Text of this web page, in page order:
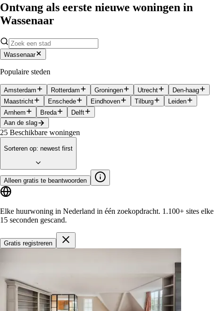
Ontvang als eerste nieuwe woningen in
Wassenaar
Wassenaar
Populaire steden
Amsterdam Rotterdam Groningen Utrecht
Den-haag
Maastricht
Enschede Eindhoven Tilburg
Leiden
Arnhem
Breda
Delft
Aan de slag
25 Beschikbare woningen
Sorteren op: newest first
Alleen gratis te beantwoorden
Elke huurwoning in Nederland in één zoekopdracht. 1.100+ sites elke
15 seconden gescand.
Gratis registreren